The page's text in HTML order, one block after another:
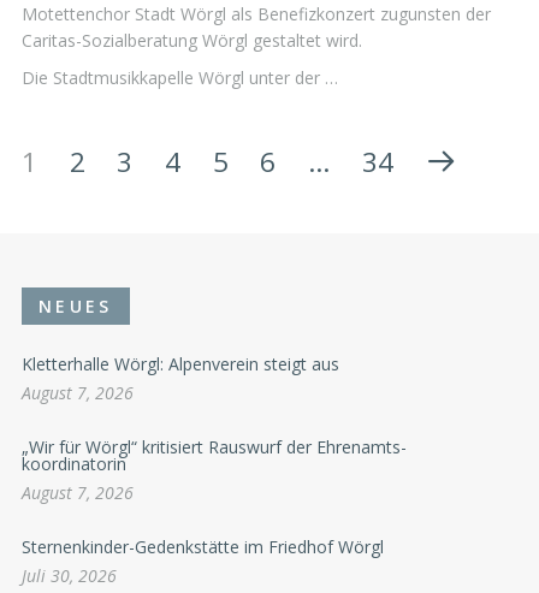
Motettenchor Stadt Wörgl als Benefizkonzert zugunsten der
Caritas-Sozialberatung Wörgl gestaltet wird.
Die Stadtmusikkapelle Wörgl unter der …
1 2 3 4 5 6 … 34
NEUES
Kletterhalle Wörgl: Alpenverein steigt aus
August 7, 2026
„Wir für Wörgl“ kritisiert Rauswurf der Ehrenamts-
koordinatorin
August 7, 2026
Sternenkinder-Gedenkstätte im Friedhof Wörgl
Juli 30, 2026